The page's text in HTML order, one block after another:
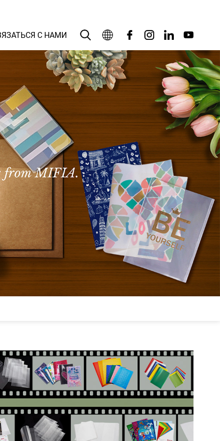
С НАМИ
Русский язык
English
Español
Français
Bahasa Indonesia
Italiano
日本語
Português